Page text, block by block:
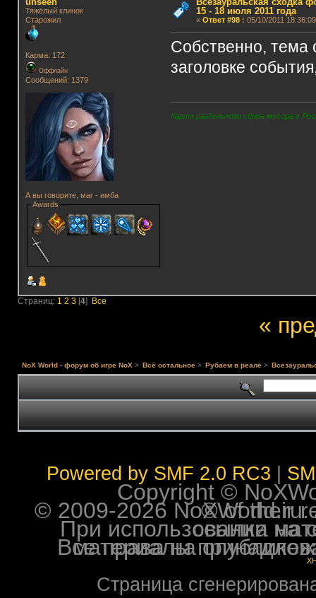
Тяжёлый клинок
Старожил
Карма: 172
Оффлайн
Сообщений: 1379
А вы говорите, маг - имба
Awards
15 - 18 июля 2011 года
« Ответ #98: 05/10/2011
Собственно, тема
заголовке
Карта раздельного сбора мусора в
Страниц: 1 2 3[4] Все
«
NoX World - форум об игре NoX > Всё остальное > Рубаем в реале >
Powered by SMF 2.0 RC3
Copyright ©
© 2009-2026 NoXWorld.ru. All
При использовании
Все права на опубликованные на форуме
Страница